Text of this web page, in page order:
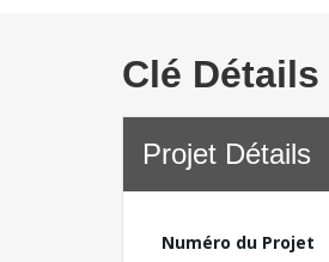
Clé Détails
Projet Détails
Numéro du Projet